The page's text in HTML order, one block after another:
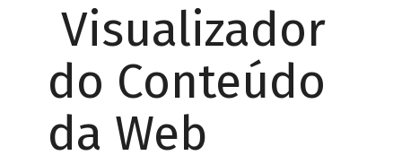
Visualizador
do Conteúdo
da Web